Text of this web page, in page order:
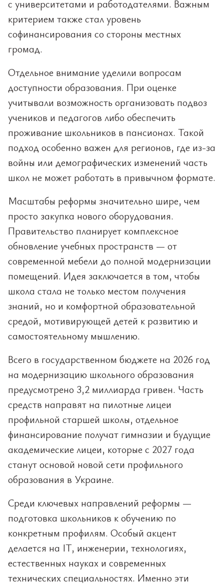
с университетами и работодателями. Важным
критерием также стал уровень
софинансирования со стороны местных
громад.
Отдельное внимание уделили вопросам
доступности образования. При оценке
учитывали возможность организовать подвоз
учеников и педагогов либо обеспечить
проживание школьников в пансионах. Такой
подход особенно важен для регионов, где из-за
войны или демографических изменений часть
школ не может работать в привычном формате.
Масштабы реформы значительно шире, чем
просто закупка нового оборудования.
Правительство планирует комплексное
обновление учебных пространств — от
современной мебели до полной модернизации
помещений. Идея заключается в том, чтобы
школа стала не только местом получения
знаний, но и комфортной образовательной
средой, мотивирующей детей к развитию и
самостоятельному мышлению.
Всего в государственном бюджете на 2026 год
на модернизацию школьного образования
предусмотрено 3,2 миллиарда гривен. Часть
средств направят на пилотные лицеи
профильной старшей школы, отдельное
финансирование получат гимназии и будущие
академические лицеи, которые с 2027 года
станут основой новой сети профильного
образования в Украине.
Среди ключевых направлений реформы —
подготовка школьников к обучению по
конкретным профилям. Особый акцент
делается на IT, инженерии, технологиях,
естественных науках и современных
технических специальностях. Именно эти